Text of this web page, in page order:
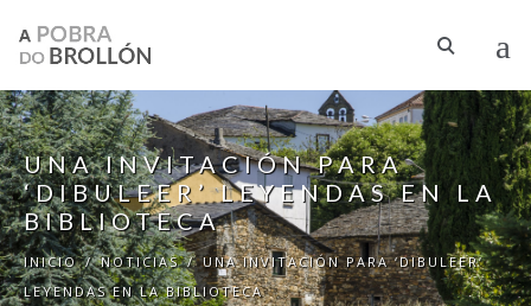
UNA INVITACIÓN PARA
‘DIBULEER’ LEYENDAS EN LA
BIBLIOTECA
INICIO / NOTICIAS / UNA INVITACIÓN PARA ‘DIBULEER’
LEYENDAS EN LA BIBLIOTECA